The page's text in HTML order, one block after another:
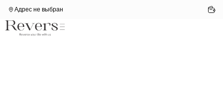
Адрес не выбран